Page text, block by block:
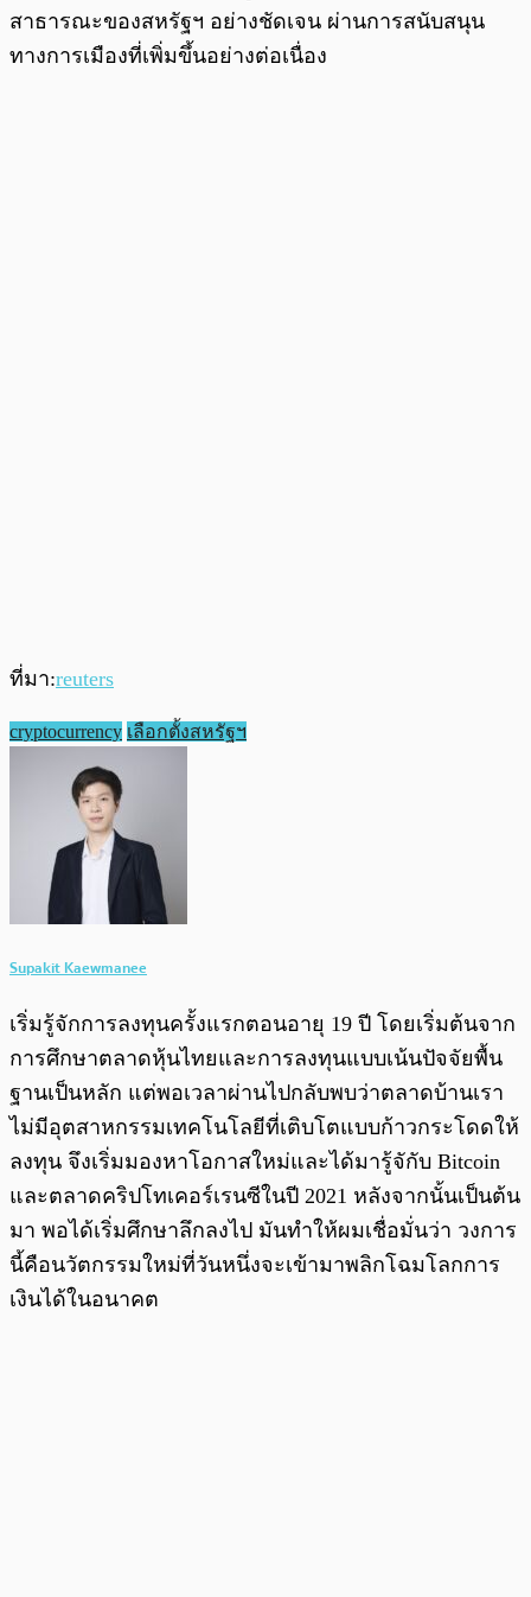
สาธารณะของสหรัฐฯ อย่างชัดเจน ผ่านการสนับสนุน
ทางการเมืองที่เพิ่มขึ้นอย่างต่อเนื่อง
ที่มา:reuters
cryptocurrency เลือกตั้งสหรัฐฯ
Supakit Kaewmanee
เริ่มรู้จักการลงทุนครั้งแรกตอนอายุ 19 ปี โดยเริ่มต้นจาก
การศึกษาตลาดหุ้นไทยและการลงทุนแบบเน้นปัจจัยพื้น
ฐานเป็นหลัก แต่พอเวลาผ่านไปกลับพบว่าตลาดบ้านเรา
ไม่มีอุตสาหกรรมเทคโนโลยีที่เติบโตแบบก้าวกระโดดให้
ลงทุน จึงเริ่มมองหาโอกาสใหม่และได้มารู้จักับ Bitcoin
และตลาดคริปโทเคอร์เรนซีในปี 2021 หลังจากนั้นเป็นต้น
มา พอได้เริ่มศึกษาลึกลงไป มันทำให้ผมเชื่อมั่นว่า วงการ
นี้คือนวัตกรรมใหม่ที่วันหนึ่งจะเข้ามาพลิกโฉมโลกการ
เงินได้ในอนาคต